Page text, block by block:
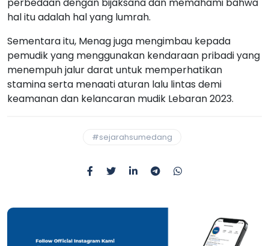
hal itu adalah hal yang lumrah.
Sementara itu, Menag juga mengimbau kepada
pemudik yang menggunakan kendaraan pribadi yang
menempuh jalur darat untuk memperhatikan
stamina serta menaati aturan lalu lintas demi
keamanan dan kelancaran mudik Lebaran 2023.
#sejarahsumedang